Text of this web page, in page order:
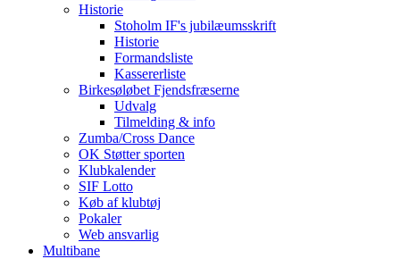
Historie
Stoholm IF's jubilæumsskrift
Historie
Formandsliste
Kassererliste
Birkesøløbet Fjendsfræserne
Udvalg
Tilmelding & info
Zumba/Cross Dance
OK Støtter sporten
Klubkalender
SIF Lotto
Køb af klubtøj
Pokaler
Web ansvarlig
Multibane